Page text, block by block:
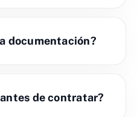
documentación?
de contratar?